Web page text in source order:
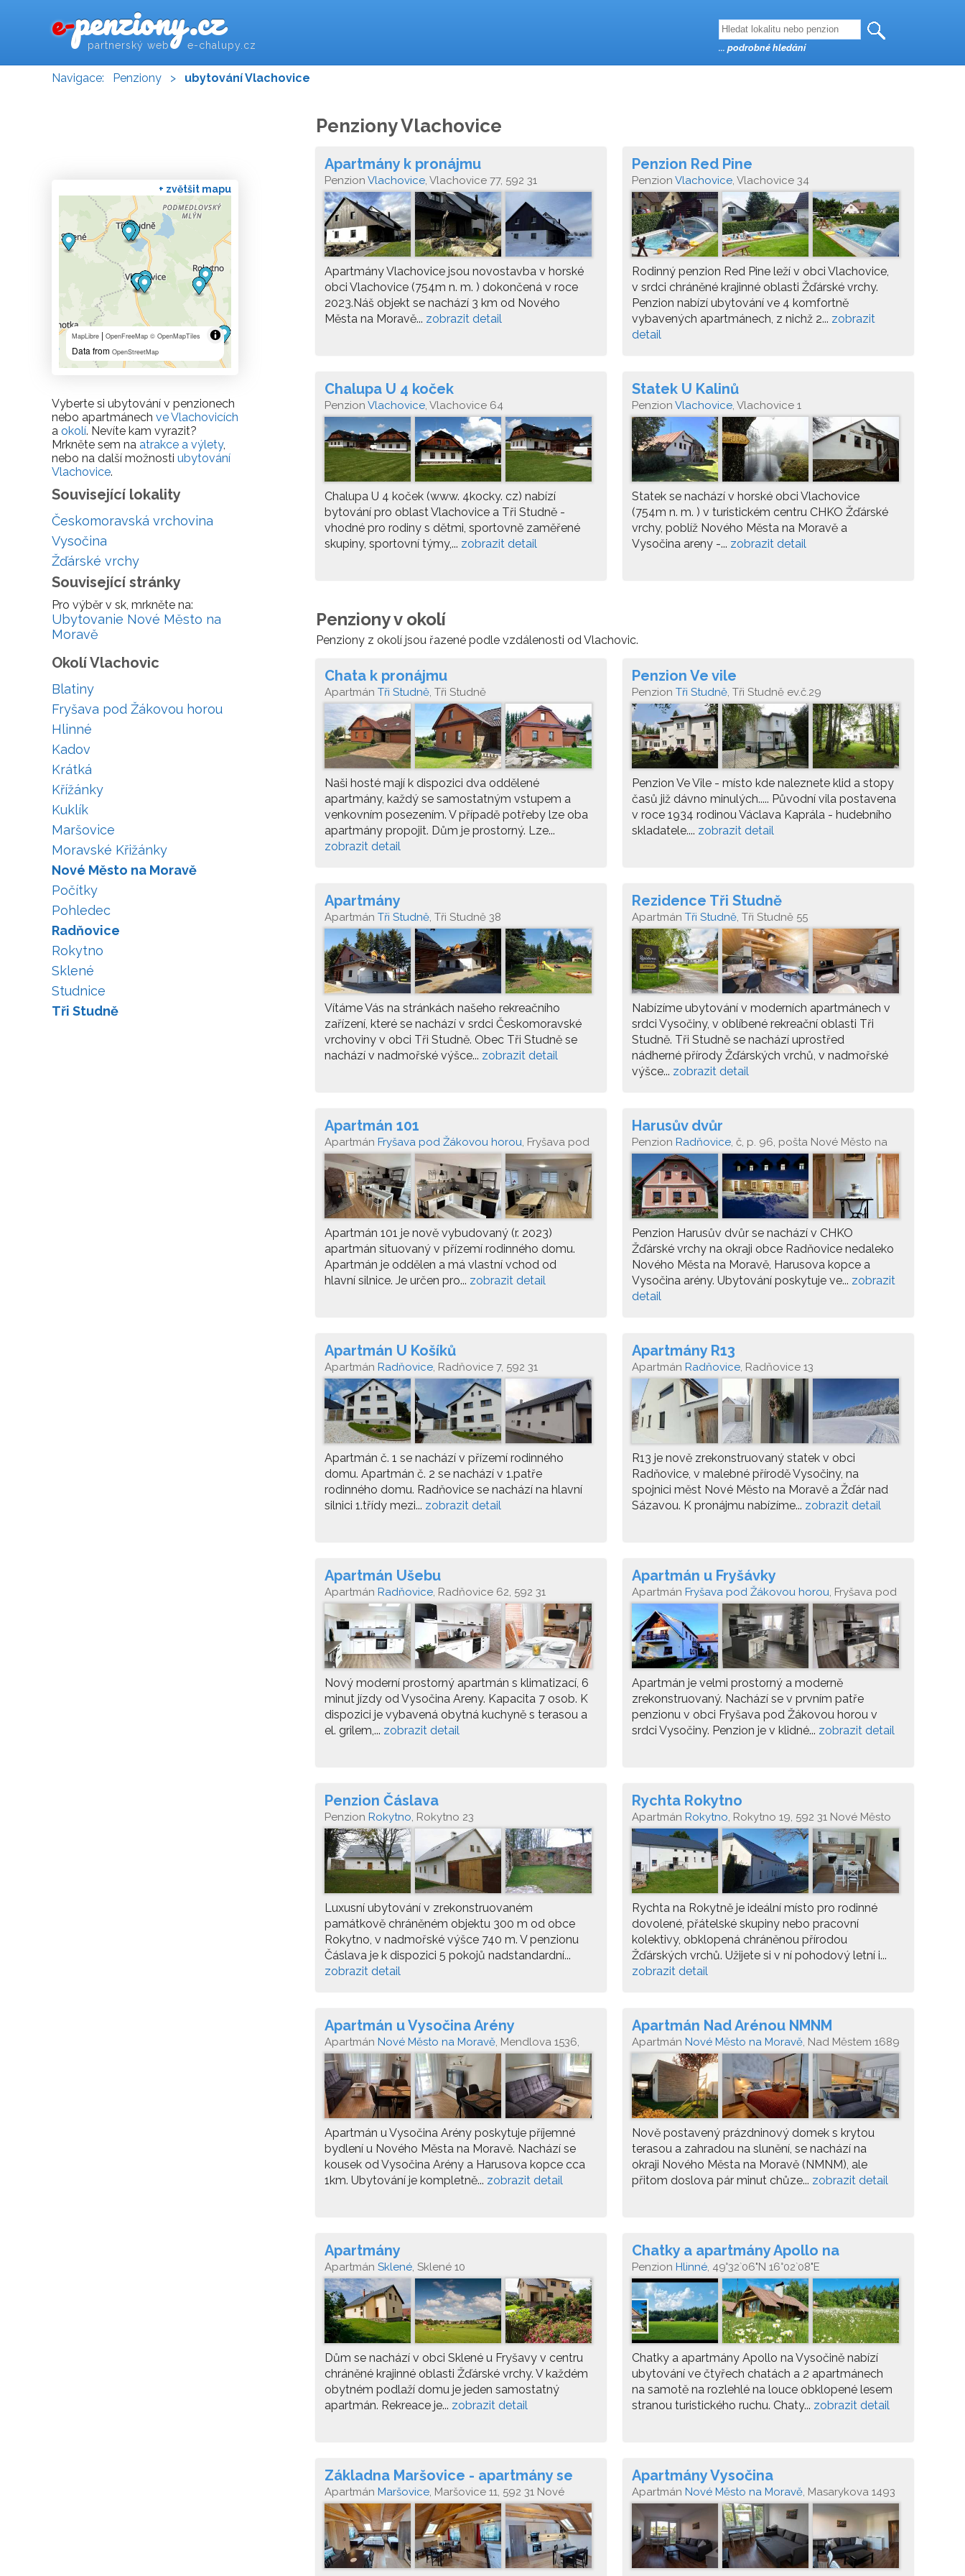
e-penziony.cz
partnerský web e-chalupy.cz
Navigace: Penziony > ubytování Vlachovice
Penziony Vlachovice
Apartmány k pronájmu
Penzion Vlachovice, Vlachovice 77, 592 31
Apartmány Vlachovice jsou novostavba v horské
obci Vlachovice (754m n. m. ) dokončená v roce
2023.Náš objekt se nachází 3 km od Nového
Města na Moravě... zobrazit detail
Penzion Red Pine
Penzion Vlachovice, Vlachovice 34
Rodinný penzion Red Pine leží v obci Vlachovice,
v srdci chráněné krajinné oblasti Žďárské vrchy.
Penzion nabízí ubytování ve 4 komfortně
vybavených apartmánech, z nichž 2... zobrazit
detail
Chalupa U 4 koček
Penzion Vlachovice, Vlachovice 64
Chalupa U 4 koček (www. 4kocky. cz) nabízí
bytování pro oblast Vlachovice a Tři Studně -
vhodné pro rodiny s dětmi, sportovně zaměřené
skupiny, sportovní týmy,... zobrazit detail
Statek U Kalinů
Penzion Vlachovice, Vlachovice 1
Statek se nachází v horské obci Vlachovice
(754m n. m. ) v turistickém centru CHKO Žďárské
vrchy, poblíž Nového Města na Moravě a
Vysočina areny -... zobrazit detail
Penziony v okolí
Penziony z okolí jsou řazené podle vzdálenosti od Vlachovic.
Chata k pronájmu
Apartmán Tři Studně, Tři Studně
Naši hosté mají k dispozici dva oddělené
apartmány, každý se samostatným vstupem a
venkovním posezením. V případě potřeby lze oba
apartmány propojit. Dům je prostorný. Lze...
zobrazit detail
Penzion Ve vile
Penzion Tři Studně, Tři Studně ev.č.29
Penzion Ve Vile - místo kde naleznete klid a stopy
časů již dávno minulých..... Původní vila postavena
v roce 1934 rodinou Václava Kaprála - hudebního
skladatele.... zobrazit detail
Apartmány
Apartmán Tři Studně, Tři Studně 38
Vítáme Vás na stránkách našeho rekreačního
zařízení, které se nachází v srdci Českomoravské
vrchoviny v obci Tři Studně. Obec Tři Studně se
nachází v nadmořské výšce... zobrazit detail
Rezidence Tři Studně
Apartmán Tři Studně, Tři Studně 55
Nabízíme ubytování v moderních apartmánech v
srdci Vysočiny, v oblíbené rekreační oblasti Tři
Studně. Tři Studně se nachází uprostřed
nádherné přírody Žďárských vrchů, v nadmořské
výšce... zobrazit detail
Apartmán 101
Apartmán Fryšava pod Žákovou horou, Fryšava pod
Žákovou horou 101, 592 04
Apartmán 101 je nově vybudovaný (r. 2023)
apartmán situovaný v přízemí rodinného domu.
Apartmán je oddělen a má vlastní vchod od
hlavní silnice. Je určen pro... zobrazit detail
Harusův dvůr
Penzion Radňovice, č, p. 96, pošta Nové Město na
Moravě
Penzion Harusův dvůr se nachází v CHKO
Žďárské vrchy na okraji obce Radňovice nedaleko
Nového Města na Moravě, Harusova kopce a
Vysočina arény. Ubytování poskytuje ve... zobrazit
detail
Apartmán U Košíků
Apartmán Radňovice, Radňovice 7, 592 31
Apartmán č. 1 se nachází v přízemí rodinného
domu. Apartmán č. 2 se nachází v 1.patře
rodinného domu. Radňovice se nachází na hlavní
silnici 1.třídy mezi... zobrazit detail
Apartmány R13
Apartmán Radňovice, Radňovice 13
R13 je nově zrekonstruovaný statek v obci
Radňovice, v malebné přírodě Vysočiny, na
spojnici měst Nové Město na Moravě a Žďár nad
Sázavou. K pronájmu nabízíme... zobrazit detail
Apartmán Ušebu
Apartmán Radňovice, Radňovice 62, 592 31
Nový moderní prostorný apartmán s klimatizací, 6
minut jízdy od Vysočina Areny. Kapacita 7 osob. K
dispozici je vybavená obytná kuchyně s terasou a
el. grilem,... zobrazit detail
Apartmán u Fryšávky
Apartmán Fryšava pod Žákovou horou, Fryšava pod
Žákovou horou 28, 592 04
Apartmán je velmi prostorný a moderně
zrekonstruovaný. Nachází se v prvním patře
penzionu v obci Fryšava pod Žákovou horou v
srdci Vysočiny. Penzion je v klidné... zobrazit detail
Penzion Čáslava
Penzion Rokytno, Rokytno 23
Luxusní ubytování v zrekonstruovaném
památkově chráněném objektu 300 m od obce
Rokytno, v nadmořské výšce 740 m. V penzionu
Čáslava je k dispozici 5 pokojů nadstandardní...
zobrazit detail
Rychta Rokytno
Apartmán Rokytno, Rokytno 19, 592 31 Nové Město
na Moravě
Rychta na Rokytně je ideální místo pro rodinné
dovolené, přátelské skupiny nebo pracovní
kolektivy, obklopená chráněnou přírodou
Žďárských vrchů. Užijete si v ní pohodový letní i...
zobrazit detail
Apartmán u Vysočina Arény
Apartmán Nové Město na Moravě, Mendlova 1536,
592 31 Nové Město na Moravě
Apartmán u Vysočina Arény poskytuje příjemné
bydlení u Nového Města na Moravě. Nachází se
kousek od Vysočina Arény a Harusova kopce cca
1km. Ubytování je kompletně... zobrazit detail
Apartmán Nad Arénou NMNM
Apartmán Nové Město na Moravě, Nad Městem 1689
Nově postavený prázdninový domek s krytou
terasou a zahradou na slunění, se nachází na
okraji Nového Města na Moravě (NMNM), ale
přitom doslova pár minut chůze... zobrazit detail
Apartmány
Apartmán Sklené, Sklené 10
Dům se nachází v obci Sklené u Fryšavy v centru
chráněné krajinné oblasti Žďárské vrchy. V každém
obytném podlaží domu je jeden samostatný
apartmán. Rekreace je... zobrazit detail
Chatky a apartmány Apollo na
Vysočině
Penzion Hlinné, 49°32`06"N 16°02`08"E
Chatky a apartmány Apollo na Vysočině nabízí
ubytování ve čtyřech chatách a 2 apartmánech
na samotě na rozlehlé na louce obklopené lesem
stranou turistického ruchu. Chaty... zobrazit detail
Základna Maršovice - apartmány se
saunou
Apartmán Maršovice, Maršovice 11, 592 31 Nové
Město na Moravě
Apartmány Vysočina
Apartmán Nové Město na Moravě, Masarykova 1493
+ zvětšit mapu
MapLibre | OpenFreeMap © OpenMapTiles
Data from OpenStreetMap
Vyberte si ubytování v penzionech
nebo apartmánech ve Vlachovicích
a okolí. Nevíte kam vyrazit?
Mrkněte sem na atrakce a výlety,
nebo na další možnosti ubytování
Vlachovice.
Související lokality
Českomoravská vrchovina
Vysočina
Žďárské vrchy
Související stránky
Pro výběr v sk, mrkněte na:
Ubytovanie Nové Město na
Moravě
Okolí Vlachovic
Blatiny
Fryšava pod Žákovou horou
Hlinné
Kadov
Krátká
Křížánky
Kuklík
Maršovice
Moravské Křižánky
Nové Město na Moravě
Počítky
Pohledec
Radňovice
Rokytno
Sklené
Studnice
Tři Studně
... podrobné hledání